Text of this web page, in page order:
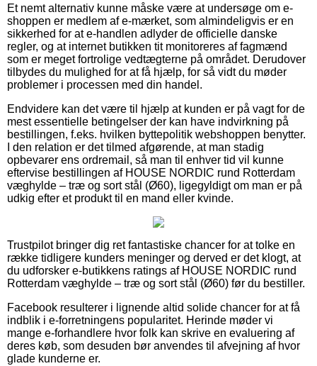
Et nemt alternativ kunne måske være at undersøge om e-
shoppen er medlem af e-mærket, som almindeligvis er en
sikkerhed for at e-handlen adlyder de officielle danske
regler, og at internet butikken tit monitoreres af fagmænd
som er meget fortrolige vedtægterne på området. Derudover
tilbydes du mulighed for at få hjælp, for så vidt du møder
problemer i processen med din handel.
Endvidere kan det være til hjælp at kunden er på vagt for de
mest essentielle betingelser der kan have indvirkning på
bestillingen, f.eks. hvilken byttepolitik webshoppen benytter.
I den relation er det tilmed afgørende, at man stadig
opbevarer ens ordremail, så man til enhver tid vil kunne
eftervise bestillingen af HOUSE NORDIC rund Rotterdam
væghylde – træ og sort stål (Ø60), ligegyldigt om man er på
udkig efter et produkt til en mand eller kvinde.
Trustpilot bringer dig ret fantastiske chancer for at tolke en
række tidligere kunders meninger og derved er det klogt, at
du udforsker e-butikkens ratings af HOUSE NORDIC rund
Rotterdam væghylde – træ og sort stål (Ø60) før du bestiller.
Facebook resulterer i lignende altid solide chancer for at få
indblik i e-forretningens popularitet. Herinde møder vi
mange e-forhandlere hvor folk kan skrive en evaluering af
deres køb, som desuden bør anvendes til afvejning af hvor
glade kunderne er.